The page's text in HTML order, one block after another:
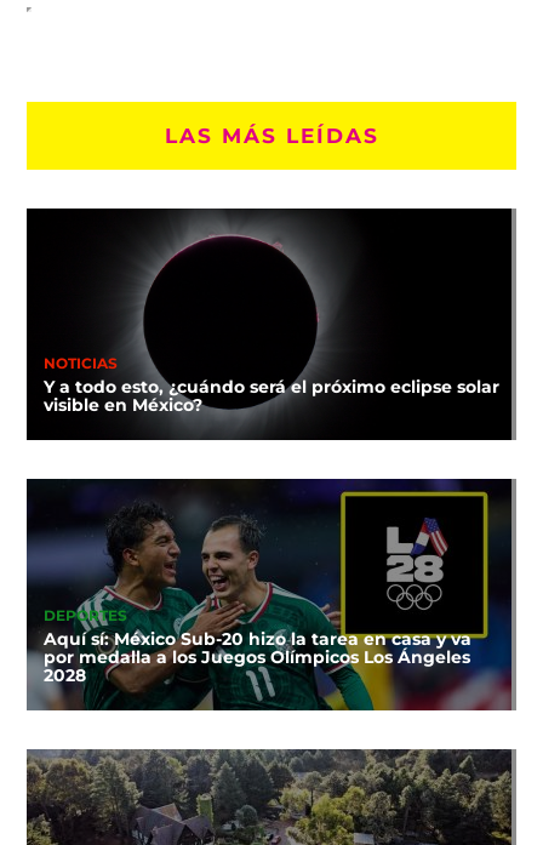
LAS MÁS LEÍDAS
NOTICIAS
Y a todo esto, ¿cuándo será el próximo eclipse solar
visible en México?
DEPORTES
Aquí sí: México Sub-20 hizo la tarea en casa y va
por medalla a los Juegos Olímpicos Los Ángeles
2028